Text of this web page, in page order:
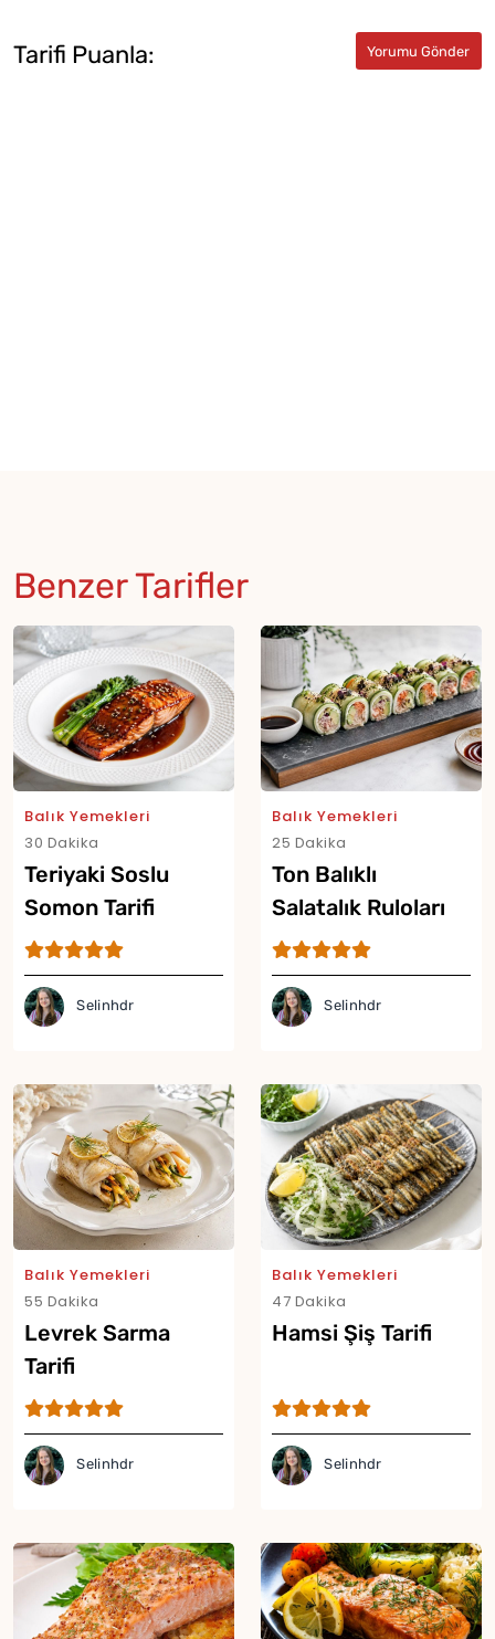
Tarifi Puanla:
Benzer Tarifler
Balık Yemekleri
30 Dakika
Teriyaki Soslu
Somon Tarifi
Selinhdr
Balık Yemekleri
25 Dakika
Ton Balıklı
Salatalık Ruloları
Tarifi
Selinhdr
Balık Yemekleri
55 Dakika
Levrek Sarma
Tarifi
Selinhdr
Balık Yemekleri
47 Dakika
Hamsi Şiş Tarifi
Selinhdr